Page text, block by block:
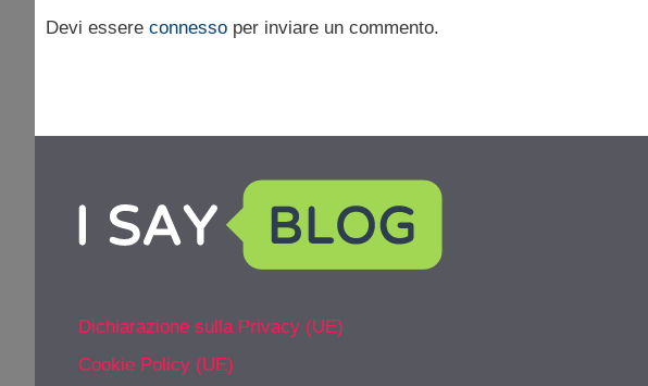
Devi essere connesso per inviare un commento.
Dichiarazione sulla Privacy (UE)
Cookie Policy (UE)